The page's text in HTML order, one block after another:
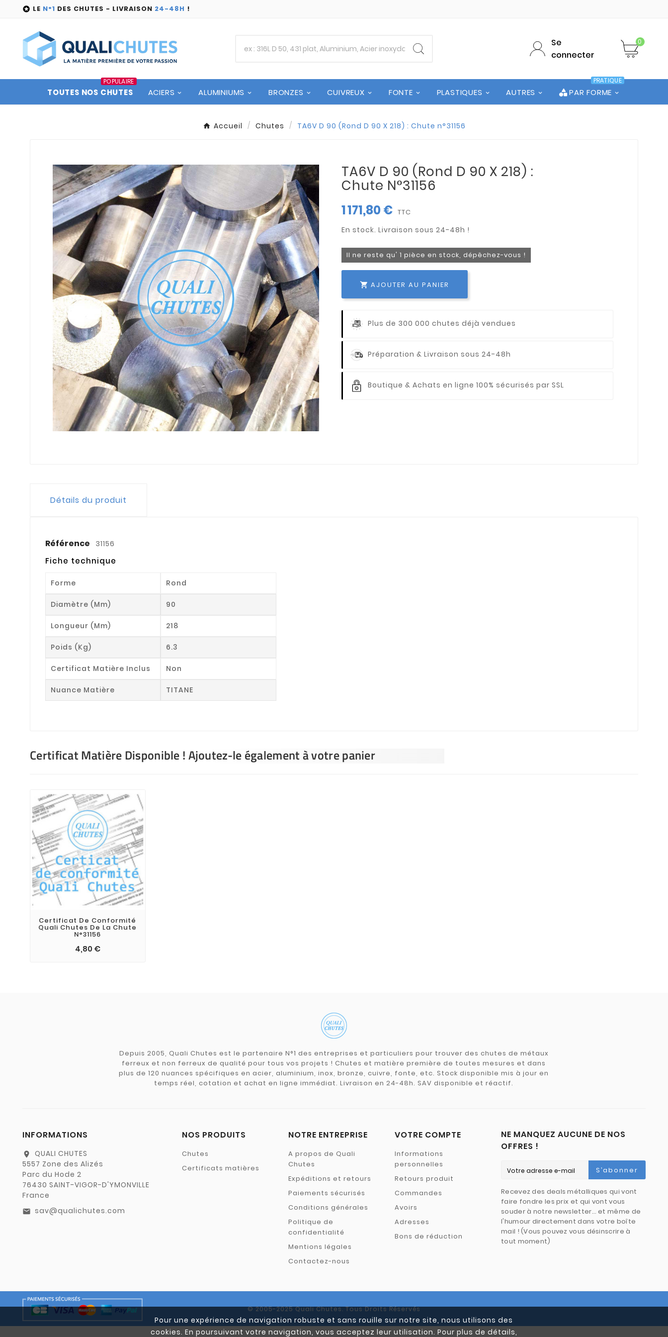
Pour une expérience de navigation robuste et sans rouille sur notre site, nous utilisons des
cookies. En poursuivant votre navigation, vous acceptez leur utilisation. Pour plus de détails,
 LE N°1 DES CHUTES - LIVRAISON 24-48H !
Se
connecter
0
TOUTES NOS CHUTES
POPULAIRE
ACIERS ALUMINIUMS BRONZES CUIVREUX FONTE PLASTIQUES AUTRES PAR FORME
PRATIQUE
Accueil Chutes TA6V D 90 (Rond D 90 X 218) : Chute n°31156
TA6V D 90 (Rond D 90 X 218) :
Chute N°31156
1 171,80 € TTC
Il ne reste qu' 1 pièce en stock, dépêchez-vous !
 AJOUTER AU PANIER
Plus de 300 000 chutes déjà vendues
Préparation & Livraison sous 24-48h
Boutique & Achats en ligne 100% sécurisés par SSL
Détails du produit
Référence 31156
Fiche technique
Forme Rond
Diamètre (mm) 90
Longueur (mm) 218
Poids (kg) 6.3
Certificat Matière Inclus Non
Nuance Matière TITANE
Certificat Matière Disponible ! Ajoutez-le également à votre panier
Certificat De Conformité
Quali Chutes De La Chute
N°31156
4,80 €
Depuis 2005, Quali Chutes est le partenaire N°1 des entreprises et particuliers pour trouver des chutes de métaux
ferreux et non ferreux de qualité pour tous vos projets ! Chutes et matière première de toutes mesures et dans
plus de 120 nuances spécifiques en acier, aluminium, inox, bronze, cuivre, fonte, etc. Stock disponible mis à jour en
temps réel, cotation et achat en ligne immédiat. Livraison en 24-48h. SAV disponible et réactif.
INFORMATIONS
location_on
QUALI CHUTES
5557 Zone des Alizés
Parc du Hode 2
76430 SAINT-VIGOR-D'YMONVILLE
France
email sav@qualichutes.com
NOS PRODUITS
Chutes
Certificats matières
NOTRE ENTREPRISE
A propos de Quali
Chutes
Expéditions et retours
Paiements sécurisés
Conditions générales
Politique de
confidentialité
Mentions légales
Contactez-nous
VOTRE COMPTE
Informations
personnelles
Retours produit
Commandes
Avoirs
Adresses
Bons de réduction
NE MANQUEZ AUCUNE DE NOS
OFFRES !
S’abonner
Recevez des deals métalliques qui vont
faire fondre les prix et qui vont vous
souder à notre newsletter… et même de
l'humour directement dans votre boîte
mail ! (Vous pouvez vous désinscrire à
tout moment)
© 2005-2025 Quali Chutes. Tous Droits Réservés